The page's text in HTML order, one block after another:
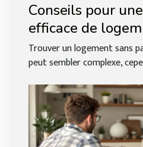
Conseils pour
efficace de
agence
Trouver un logement sans
peut sembler complexe,